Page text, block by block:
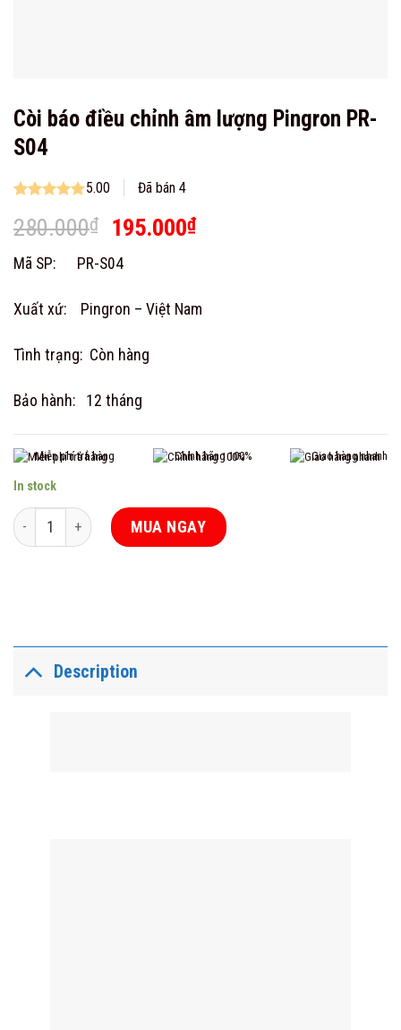
Còi báo điều chỉnh âm lượng Pingron PR-
S04
out of 5
based on
rating
5.00 Đã bán 4
280.000₫
Original
price
was:
280.000₫.
195.000₫Current
Mã SP: PR-S04
Xuất xứ: Pingron – Việt Nam
Tình trạng: Còn hàng
Bảo hành: 12 tháng
Miễn phí trả hàng Chính hãng 100% Giao hàng nhanh
In stock
Còi báo điều chỉnh âm lượng Pingron PR-S04 quantity
MUA NGAY
Description